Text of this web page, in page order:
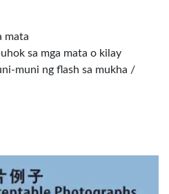
mata
sa mga mata o kilay
muni ng flash sa mukha /